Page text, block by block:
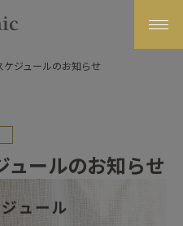
ケジュールのお知らせ
ュールのお知らせ